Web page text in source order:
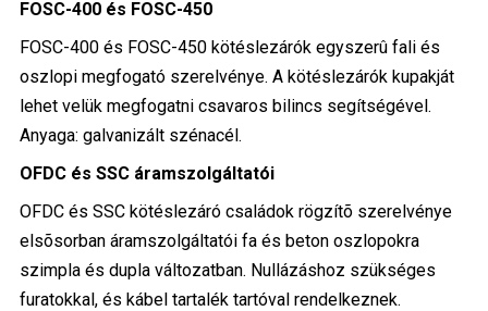
FOSC-400 és FOSC-450
FOSC-400 és FOSC-450 kötéslezárók egyszerû fali és
oszlopi megfogató szerelvénye. A kötéslezárók kupakját
lehet velük megfogatni csavaros bilincs segítségével.
Anyaga: galvanizált szénacél.
OFDC és SSC áramszolgáltatói
OFDC és SSC kötéslezáró családok rögzítõ szerelvénye
elsõsorban áramszolgáltatói fa és beton oszlopokra
szimpla és dupla változatban. Nullázáshoz szükséges
furatokkal, és kábel tartalék tartóval rendelkeznek.